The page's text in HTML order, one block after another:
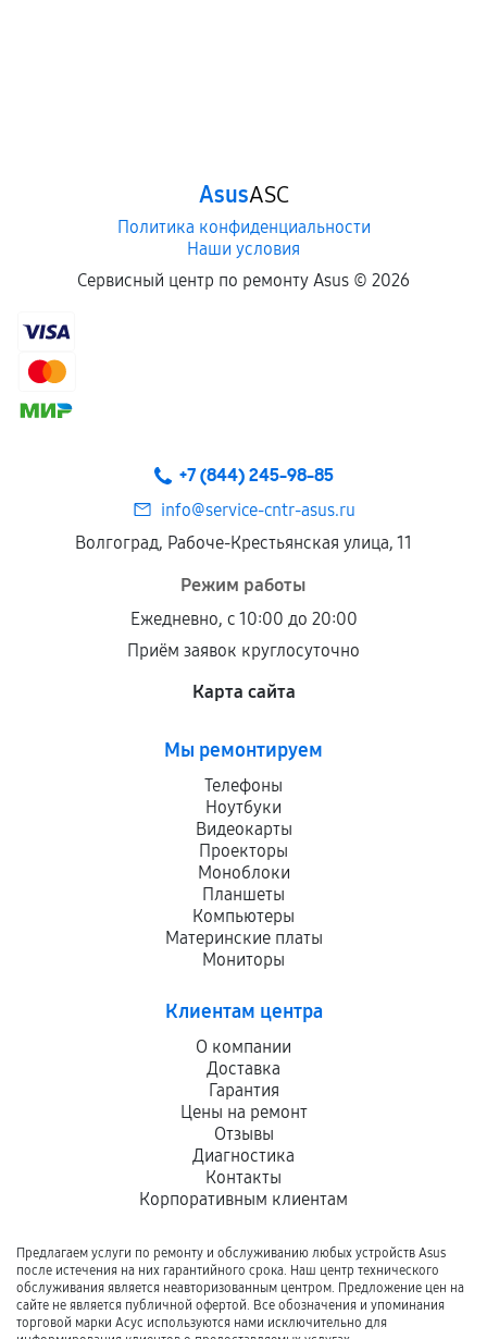
AsusASC
Политика конфиденциальности
Наши условия
Сервисный центр по ремонту Asus © 2026
+7 (844) 245-98-85
info@service-cntr-asus.ru
Волгоград, Рабоче-Крестьянская улица, 11
Режим работы
Ежедневно, с 10:00 до 20:00
Приём заявок круглосуточно
Карта сайта
Мы ремонтируем
Телефоны
Ноутбуки
Видеокарты
Проекторы
Моноблоки
Планшеты
Компьютеры
Материнские платы
Мониторы
Клиентам центра
О компании
Доставка
Гарантия
Цены на ремонт
Отзывы
Диагностика
Контакты
Корпоративным клиентам
Предлагаем услуги по ремонту и обслуживанию любых устройств Asus
после истечения на них гарантийного срока. Наш центр технического
обслуживания является неавторизованным центром. Предложение цен на
сайте не является публичной офертой. Все обозначения и упоминания
торговой марки Асус используются нами исключительно для